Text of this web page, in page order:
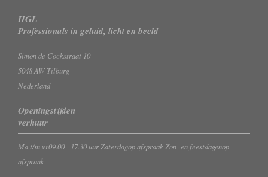
HGL
Professionals in geluid, licht en beeld
Simon de Cockstraat 10
5048 AW Tilburg
Nederland
Openingstijden
verhuur
Ma t/m vr09.00 - 17.30 uur Zaterdagop afspraak Zon- en feestdagenop
afspraak